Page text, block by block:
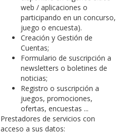
web / aplicaciones o
participando en un concurso,
juego o encuesta).
Creación y Gestión de
Cuentas;
Formulario de suscripción a
newsletters o boletines de
noticias;
Registro o suscripción a
juegos, promociones,
ofertas, encuestas ...
Prestadores de servicios con
acceso a sus datos: